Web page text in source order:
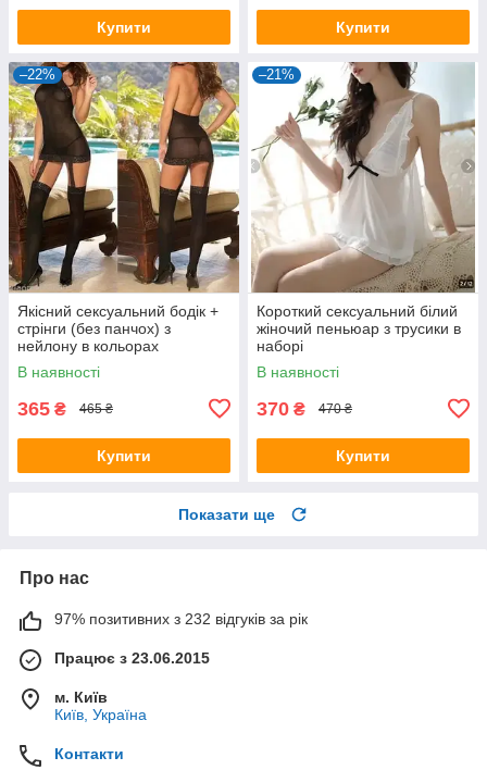
Купити Купити
–22%
Якісний сексуальний бодік +
стрінги (без панчох) з
нейлону в кольорах
В наявності
365 ₴ 465 ₴
Купити
–21%
Короткий сексуальний білий
жіночий пеньюар з трусики в
наборі
В наявності
370 ₴ 470 ₴
Купити
Показати ще
Про нас
97% позитивних з 232 відгуків за рік
Працює з 23.06.2015
м. Київ
Київ, Україна
Контакти